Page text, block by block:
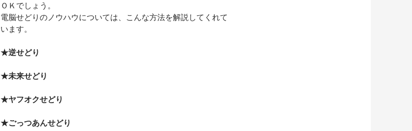
ＯＫでしょう。
電脳せどりのノウハウについては、こんな方法を解説してくれて
います。
★逆せどり
★未来せどり
★ヤフオクせどり
★ごっつあんせどり